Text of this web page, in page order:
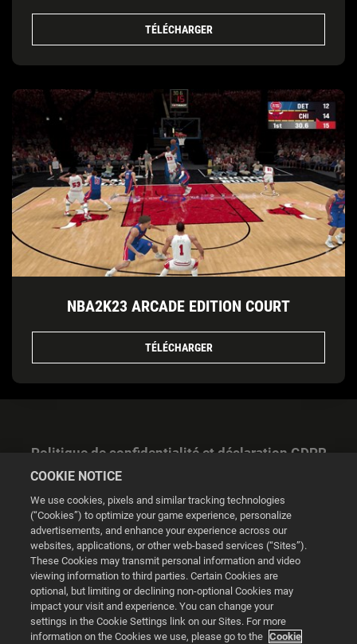
TÉLÉCHARGER
NBA2K23 ARCADE EDITION COURT
TÉLÉCHARGER
Politique de confidentialité et déclaration GDPR
Gestion des cookies
© 2026 2K
Powered byOnclusive PR Manager™
COOKIE NOTICE
We use cookies, pixels and similar tracking technologies
(“Cookies”) to optimize your game experience, personalize
advertisements, and enhance your experience across our
websites, applications, or other web-based services (“Sites”).
These Cookies may transmit personal information and video
viewing information to third parties. Certain Cookies are
optional, but limiting or declining non-optional Cookies may
impact your visit and experience. You can change your
settings in the Cookie Settings link on our Sites. For more
information on the Cookies we use, please go to the Cookie